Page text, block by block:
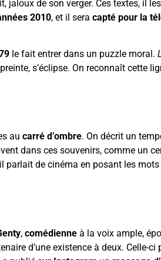
jaloux de son verger. Ces textes, il
2010, et il sera capté pour la
le fait entrer dans un puzzle moral.
s’éclipse. On reconnaît cette
au carré d’ombre. On décrit un
dans ces souvenirs, comme un
parlait de cinéma en posant les
, comédienne à la voix ample,
d’une existence à deux. Celle-ci